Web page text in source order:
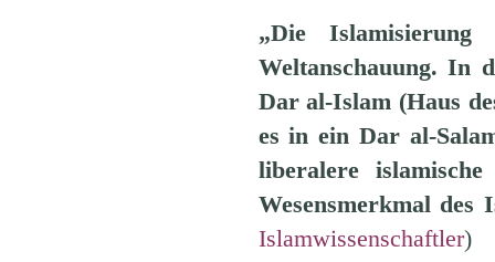
„Die
Weltanschauung. In
Dar al-Islam (Haus
es in ein Dar al-
liberalere
Wesensmerkmal des
Islamwissenschaftler)